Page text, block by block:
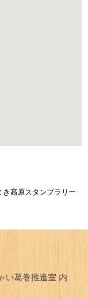
き高原スタンプラリー
い葛巻推進室 内